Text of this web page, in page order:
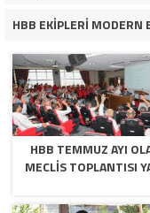
HBB EKİPLERİ MODERN
HBB TEMMUZ AYI
MECLİS TOPLANTISI